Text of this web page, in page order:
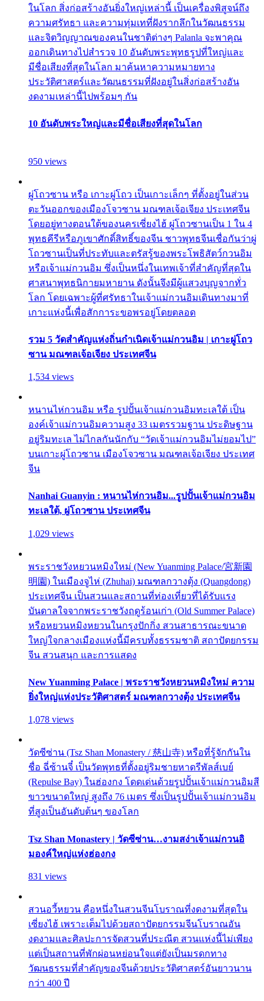
ในโลก สิ่งก่อสร้างอันยิ่งใหญ่เหล่านี้ เป็นเครื่องพิสูจน์ถึง
ความศรัทธา และความทุ่มเทที่ฝังรากลึกในวัฒนธรรม
และจิตวิญญาณของคนในชาติต่างๆ Palanla จะพาคุณ
ออกเดินทางไปสำรวจ 10 อันดับพระพุทธรูปที่ใหญ่และ
มีชื่อเสียงที่สุดในโลก มาค้นหาความหมายทาง
ประวัติศาสตร์และวัฒนธรรมที่ฝังอยู่ในสิ่งก่อสร้างอัน
งดงามเหล่านี้ไปพร้อมๆ กัน
10 อันดับพระใหญ่และมีชื่อเสียงที่สุดในโลก
950 views
ผู่โถวซาน หรือ เกาะผู่โถว เป็นเกาะเล็กๆ ที่ตั้งอยู่ในส่วน
ตะวันออกของเมืองโจวซาน มณฑลเจ้อเจียง ประเทศจีน
โดยอยู่ทางตอนใต้ของนครเซี่ยงไฮ้ ผู่โถวซานเป็น 1 ใน 4
พุทธคีรีหรือภูเขาศักดิ์สิทธิ์ของจีน ชาวพุทธจีนเชื่อกันว่าผู่
โถวซานเป็นที่ประทับและตรัสรู้ของพระโพธิสัตว์กวนอิม
หรือเจ้าแม่กวนอิม ซึ่งเป็นหนึ่งในเทพเจ้าที่สำคัญที่สุดใน
ศาสนาพุทธนิกายมหายาน ดังนั้นจึงมีผู้แสวงบุญจากทั่ว
โลก โดยเฉพาะผู้ที่ศรัทธาในเจ้าแม่กวนอิมเดินทางมาที่
เกาะแห่งนี้เพื่อสักการะขอพรอยู่โดยตลอด
รวม 5 วัดสำคัญแห่งถิ่นกำเนิดเจ้าแม่กวนอิม | เกาะผู่โถว
ซาน มณฑลเจ้อเจียง ประเทศจีน
1,534 views
หนานไห่กวนอิม หรือ รูปปั้นเจ้าแม่กวนอิมทะเลใต้ เป็น
องค์เจ้าแม่กวนอิมความสูง 33 เมตรรวมฐาน ประดิษฐาน
อยู่ริมทะเล ไม่ไกลกันนักกับ “วัดเจ้าแม่กวนอิมไม่ยอมไป”
บนเกาะผู่โถวซาน เมืองโจวซาน มณฑลเจ้อเจียง ประเทศ
จีน
Nanhai Guanyin : หนานไห่กวนอิม...รูปปั้นเจ้าแม่กวนอิม
ทะเลใต้, ผู่โถวซาน ประเทศจีน
1,029 views
พระราชวังหยวนหมิงใหม่ (New Yuanming Palace/宮新園
明園) ในเมืองจูไห่ (Zhuhai) มณฑลกวางตุ้ง (Quangdong)
ประเทศจีน เป็นสวนและสถานที่ท่องเที่ยวที่ได้รับแรง
บันดาลใจจากพระราชวังฤดูร้อนเก่า (Old Summer Palace)
หรือหยวนหมิงหยวนในกรุงปักกิ่ง สวนสาธารณะขนาด
ใหญ่ใจกลางเมืองแห่งนี้มีครบทั้งธรรมชาติ สถาปัตยกรรม
จีน สวนสนุก และการแสดง
New Yuanming Palace | พระราชวังหยวนหมิงใหม่ ความ
ยิ่งใหญ่แห่งประวัติศาสตร์ มณฑลกวางตุ้ง ประเทศจีน
1,078 views
วัดซีซ่าน (Tsz Shan Monastery / 慈山寺) หรือที่รู้จักกันใน
ชื่อ ฉี่ซ้านจี๋ เป็นวัดพุทธที่ตั้งอยู่ริมชายหาดรีพัลส์เบย์
(Repulse Bay) ในฮ่องกง โดดเด่นด้วยรูปปั้นเจ้าแม่กวนอิมสี
ขาวขนาดใหญ่ สูงถึง 76 เมตร ซึ่งเป็นรูปปั้นเจ้าแม่กวนอิม
ที่สูงเป็นอันดับต้นๆ ของโลก
Tsz Shan Monastery | วัดซีซ่าน…งามสง่าเจ้าแม่กวนอิ
มองค์ใหญ่แห่งฮ่องกง
831 views
สวนอวี้หยวน คือหนึ่งในสวนจีนโบราณที่งดงามที่สุดใน
เซี่ยงไฮ้ เพราะเต็มไปด้วยสถาปัตยกรรมจีนโบราณอัน
งดงามและศิลปะการจัดสวนที่ประณีต สวนแห่งนี้ไม่เพียง
แต่เป็นสถานที่พักผ่อนหย่อนใจแต่ยังเป็นมรดกทาง
วัฒนธรรมที่สำคัญของจีนด้วยประวัติศาสตร์อันยาวนาน
กว่า 400 ปี